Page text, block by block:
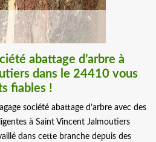
abattage d’arbre à
dans le 24410 vous
fiables !
société abattage d’arbre avec des
à Saint Vincent Jalmoutiers
dans cette branche depuis des